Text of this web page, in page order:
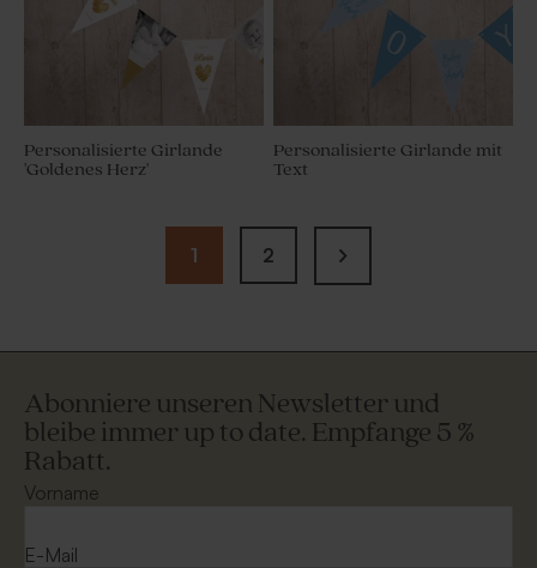
Personalisierte Girlande
'Goldenes Herz'
Personalisierte Girlande mit
Text
1 2
Abonniere unseren Newsletter und
bleibe immer up to date. Empfange 5 %
Rabatt.
Vorname
E-Mail